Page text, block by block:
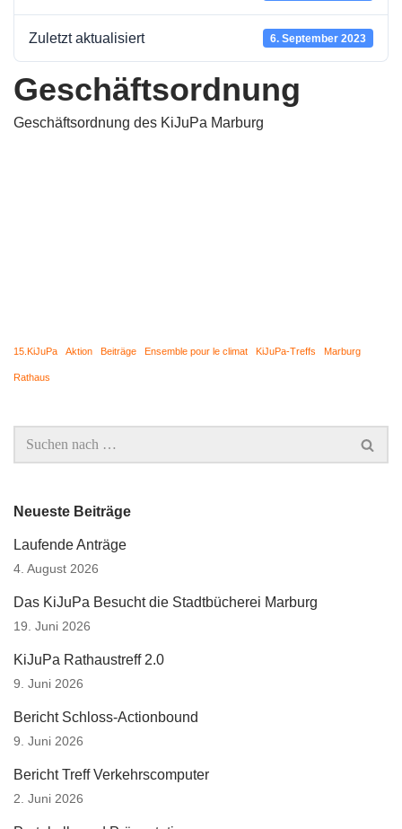
Zuletzt aktualisiert 6. September 2023
Geschäftsordnung
Geschäftsordnung des KiJuPa Marburg
15.KiJuPa Aktion Beiträge Ensemble pour le climat KiJuPa-Treffs Marburg
Rathaus
Neueste Beiträge
Laufende Anträge
4. August 2026
Das KiJuPa Besucht die Stadtbücherei Marburg
19. Juni 2026
KiJuPa Rathaustreff 2.0
9. Juni 2026
Bericht Schloss-Actionbound
9. Juni 2026
Bericht Treff Verkehrscomputer
2. Juni 2026